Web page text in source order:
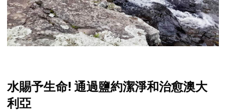
水賜予生命! 通過鹽約潔淨和治愈澳大
利亞